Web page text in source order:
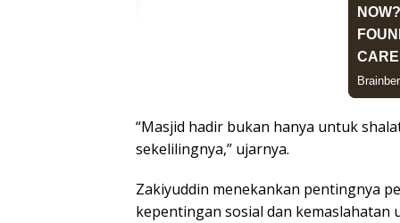
“Masjid hadir bukan hanya untuk
sekelilingnya,” ujarnya.
Zakiyuddin menekankan pentingnya
kepentingan sosial dan